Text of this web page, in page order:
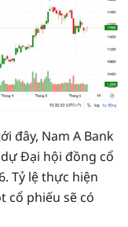
đây, Nam A Bank
Đại hội đồng cổ
Tỷ lệ thực hiện
cổ phiếu sẽ có